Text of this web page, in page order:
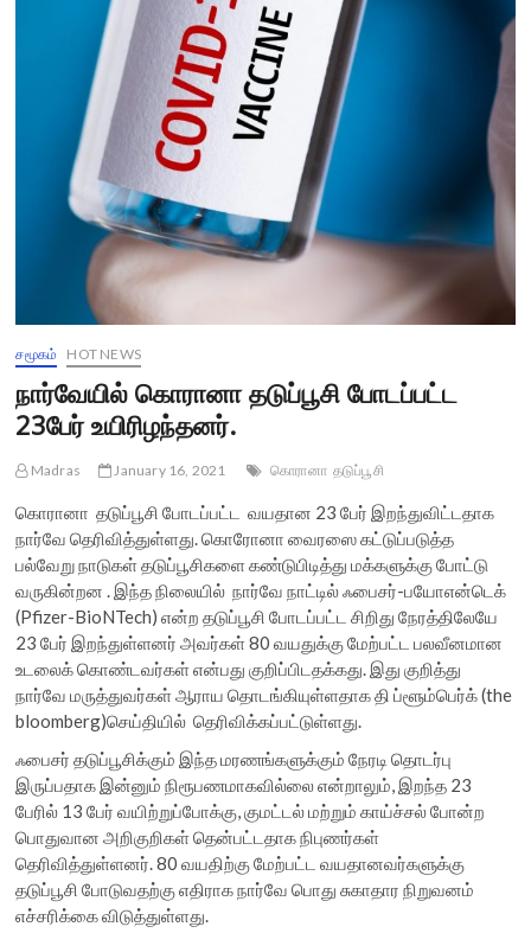
சமூகம் HOT NEWS
நார்வேயில் கொரானா தடுப்பூசி போடப்பட்ட
23பேர் உயிரிழந்தனர்.
Madras January 16, 2021 கொரானா தடுப்பூசி
கொரானா தடுப்பூசி போடப்பட்ட வயதான 23 பேர் இறந்துவிட்டதாக
நார்வே தெரிவித்துள்ளது. கொரோனா வைரஸை கட்டுப்படுத்த
பல்வேறு நாடுகள் தடுப்பூசிகளை கண்டுபிடித்து மக்களுக்கு போட்டு
வருகின்றன . இந்த நிலையில் நார்வே நாட்டில் ஃபைசர்-பயோஎன்டெக்
(Pfizer-BioNTech) என்ற தடுப்பூசி போடப்பட்ட சிறிது நேரத்திலேயே
23 பேர் இறந்துள்ளனர் அவர்கள் 80 வயதுக்கு மேற்பட்ட பலவீனமான
உடலைக் கொண்டவர்கள் என்பது குறிப்பிடதக்கது. இது குறித்து
நார்வே மருத்துவர்கள் ஆராய தொடங்கியுள்ளதாக தி ப்ளூம்பெர்க் (the
bloomberg)செய்தியில் தெரிவிக்கப்பட்டுள்ளது.
ஃபைசர் தடுப்பூசிக்கும் இந்த மரணங்களுக்கும் நேரடி தொடர்பு
இருப்பதாக இன்னும் நிரூபணமாகவில்லை என்றாலும், இறந்த 23
பேரில் 13 பேர் வயிற்றுப்போக்கு, குமட்டல் மற்றும் காய்ச்சல் போன்ற
பொதுவான அறிகுறிகள் தென்பட்டதாக நிபுணர்கள்
தெரிவித்துள்ளனர். 80 வயதிற்கு மேற்பட்ட வயதானவர்களுக்கு
தடுப்பூசி போடுவதற்கு எதிராக நார்வே பொது சுகாதார நிறுவனம்
எச்சரிக்கை விடுத்துள்ளது.